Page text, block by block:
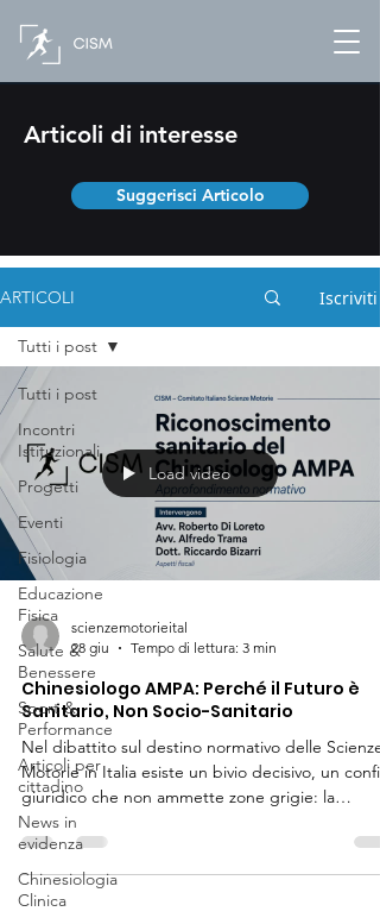
Articoli di interesse
Suggerisci Articolo
ARTICOLI Iscriviti
Tutti i post
Incontri
Istituzionali
Progetti
Eventi
Fisiologia
Educazione
Fisica
Salute &
Benessere
Sport &
Performance
Articoli per
cittadino
News in
evidenza
Chinesiologia
Clinica
Tutti i post
Load video
scienzemotorieital
28 giu
Tempo di lettura: 3 min
Chinesiologo AMPA: Perché il Futuro è
Sanitario, Non Socio-Sanitario
Nel dibattito sul destino normativo delle Scienze
Motorie in Italia esiste un bivio decisivo, un
giuridico che non ammette zone grigie: la
differenza strutturale tra l'ambito sanitario e
l'ambito socio-sanitario. Per fare assoluta
e spiegare perché la figura del Chinesiologo
AMPA (Attività Motorie Preventive e Adattate -